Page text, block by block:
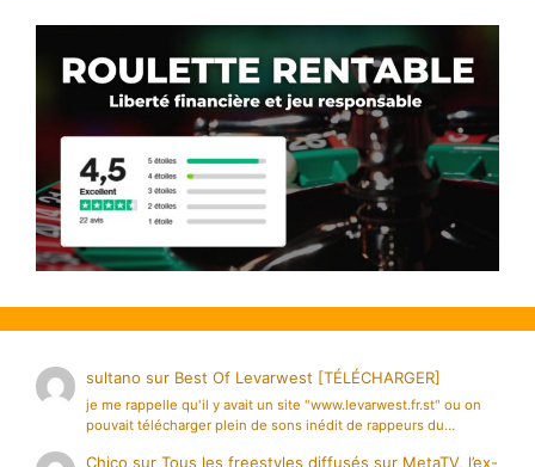
sultano sur Best Of Levarwest [TÉLÉCHARGER]
je me rappelle qu'il y avait un site "www.levarwest.fr.st" ou on
pouvait télécharger plein de sons inédit de rappeurs du…
Chico surTous les freestyles diffusés sur MetaTV, l’ex-